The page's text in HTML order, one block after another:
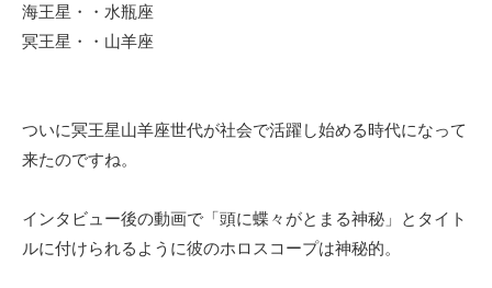
海王星・・水瓶座
冥王星・・山羊座
ついに冥王星山羊座世代が社会で活躍し始める時代になって
来たのですね。
インタビュー後の動画で「頭に蝶々がとまる神秘」とタイト
ルに付けられるように彼のホロスコープは神秘的。